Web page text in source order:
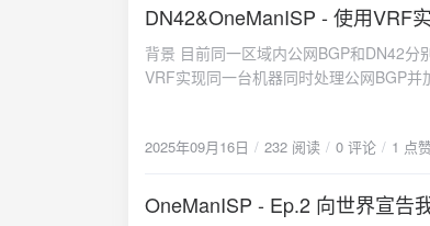
├─kernel.conf: 内核配置，负责将路由导入系统路由表 ├─dn42 | ├─defs.conf:
├─ibgp.conf: DN42 iBGP模板 | ├─rpki.conf: DN42 RPKI路由验证 | ├─ospf.conf: DN42 OSPF内网 | ├─static.conf: DN42静态路由
| ├─ebgp.conf: DN42 Peer模板 | ├─ibgp | | └<ibgp configs>: DN42 iBGP各个节点的配置 | ├─ospf | | └backbone.conf: OSPF区域
| ├─peers | | └<ibgp configs>: DN42 Peer各个节点的配置 ├─inet | ├─peer.conf: 公网Peer | ├─ixp.conf: 公网IXP接入 |
写好include关系，birdc configure后发现
Ping到我的其他节点或者其他外部AS，
DN42&OneManISP - 使用VRF
背景 目前同一区域内公网BGP和DN42
VRF实现同一台机器同时处理公网BGP并加入DN42。 注意：VRF方案因为其隔离性，会导致DN42无
论上不会和公网BGP相互干扰，但是如
里，以实现将DN42路由表和公网路由表相隔离。这么做的优点有： 绝对的安全
根本上杜绝了路由泄露的可能性。 清晰
2025年09月16日 232 阅读 0 评论 1 点赞
OneManISP - Ep.2 向世界宣告